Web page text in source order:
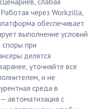
через Workzilla,
обеспечивает
выполнение условий
споры при
делятся
уточняйте все
и не
среда в
автоматизация с